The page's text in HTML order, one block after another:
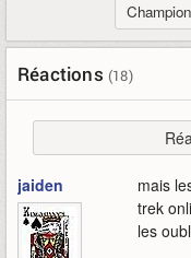
Réactions (18)
jaiden
mais
trek
les